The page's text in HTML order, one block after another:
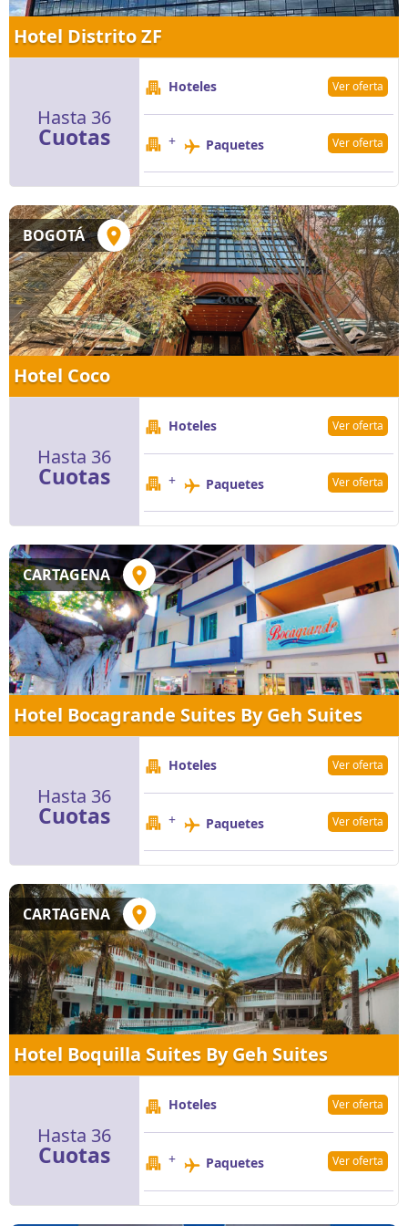
Hotel Distrito ZF
Hasta 36
Cuotas
Hoteles Ver oferta
+ Paquetes Ver oferta
BOGOTÁ
Hotel Coco
Hasta 36
Cuotas
Hoteles Ver oferta
+ Paquetes Ver oferta
CARTAGENA
Hotel Bocagrande Suites By Geh Suites
Hasta 36
Cuotas
Hoteles Ver oferta
+ Paquetes Ver oferta
CARTAGENA
Hotel Boquilla Suites By Geh Suites
Hasta 36
Cuotas
Hoteles Ver oferta
+ Paquetes Ver oferta